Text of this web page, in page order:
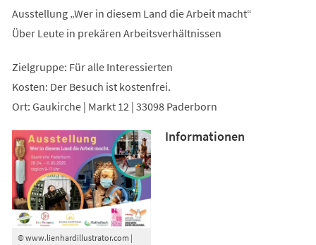
Ausstellung „Wer in diesem Land die Arbeit macht“
Über Leute in prekären Arbeitsverhältnissen
Zielgruppe: Für alle Interessierten
Kosten: Der Besuch ist kostenfrei.
Ort: Gaukirche | Markt 12 | 33098 Paderborn
© www.lienhardillustrator.com |
Informationen